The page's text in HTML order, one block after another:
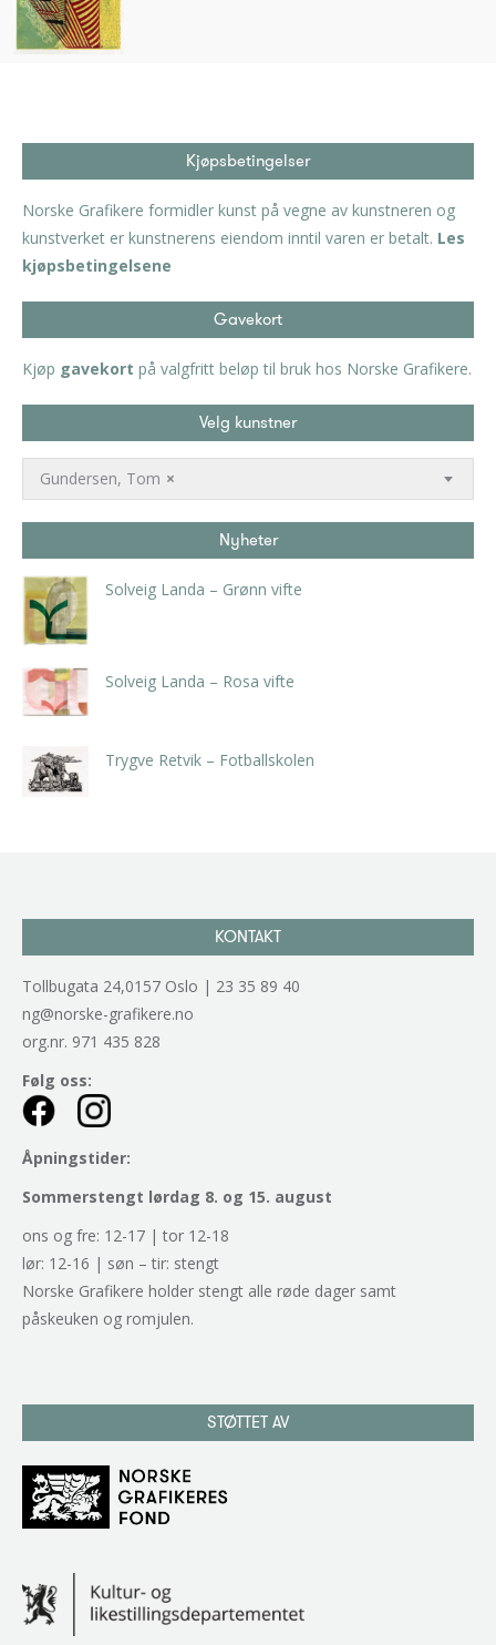
Kjøpsbetingelser
Norske Grafikere formidler kunst på vegne av kunstneren og
kunstverket er kunstnerens eiendom inntil varen er betalt. Les
kjøpsbetingelsene
Gavekort
Kjøp gavekort på valgfritt beløp til bruk hos Norske Grafikere.
Velg kunstner
×
Gundersen, Tom
Nyheter
Solveig Landa – Grønn vifte
Solveig Landa – Rosa vifte
Trygve Retvik – Fotballskolen
KONTAKT
Tollbugata 24,0157 Oslo | 23 35 89 40
ng@norske-grafikere.no
org.nr. 971 435 828
Følg oss:
Åpningstider:
Sommerstengt lørdag 8. og 15. august
ons og fre: 12-17 | tor 12-18
lør: 12-16 | søn – tir: stengt
Norske Grafikere holder stengt alle røde dager samt
påskeuken og romjulen.
STØTTET AV